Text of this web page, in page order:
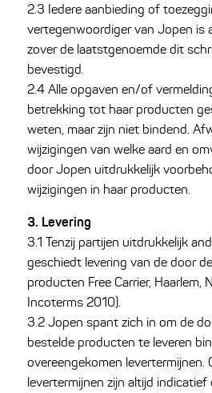
2.3 Iedere aanbieding of
vertegenwoordiger van Jopen is
zover de laatstgenoemde dit
bevestigd.
2.4 Alle opgaven en/of
betrekking tot haar producten
weten, maar zijn niet bindend.
wijzigingen van welke aard en
door Jopen uitdrukkelijk
wijzigingen in haar producten.
3. Levering
3.1 Tenzij partijen uitdrukkelijk
geschiedt levering van de door
producten Free Carrier, Haarlem,
Incoterms 2010).
3.2 Jopen spant zich in om de
bestelde producten te leveren
overeengekomen levertermijnen.
levertermijnen zijn altijd indicatief